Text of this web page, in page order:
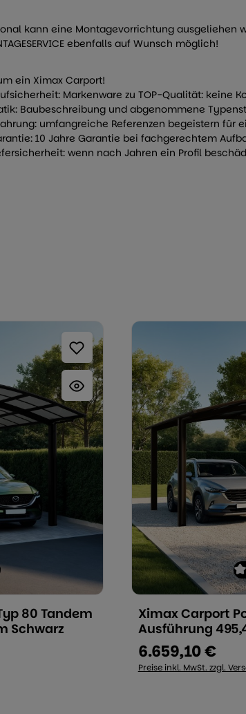
kann eine Montagevorrichtung ausgeliehen
ebenfalls auf Wunsch möglich!
ein Ximax Carport!
Markenware zu TOP-Qualität: keine
Baubeschreibung und abgenommene
umfangreiche Referenzen begeistern für
10 Jahre Garantie bei fachgerechtem
wenn nach Jahren ein Profil
benutzen Sie die
Bewertung von 0 von 5 Sternen
Sie den gewünschten
80 Tandem
Schwarz
Produkt
Ximax Carport
Ausführung 495,4 x 542,3 cm 100 kg/qm
Mattbraun
Regulärer Preis:
6.659,10 €
Preise inkl. MwSt. zzgl.